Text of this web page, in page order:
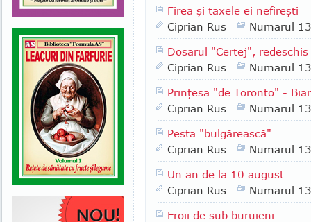
Firea şi taxele ei nefireşti
Ciprian Rus
Numarul
Dosarul "Certej", redeschis
Ciprian Rus
Numarul
Prinţesa "de Toronto" -
Ciprian Rus
Numarul
Pesta "bulgărească"
Ciprian Rus
Numarul
Un an de la 10 august
Ciprian Rus
Numarul
Eroii de sub buruieni